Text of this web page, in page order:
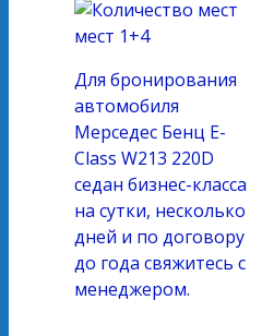
мест 1+4
Для бронирования
автомобиля
Мерседес Бенц Е-
Class W213 220D
седан бизнес-класса
на сутки, несколько
дней и по договору
до года свяжитесь с
менеджером.